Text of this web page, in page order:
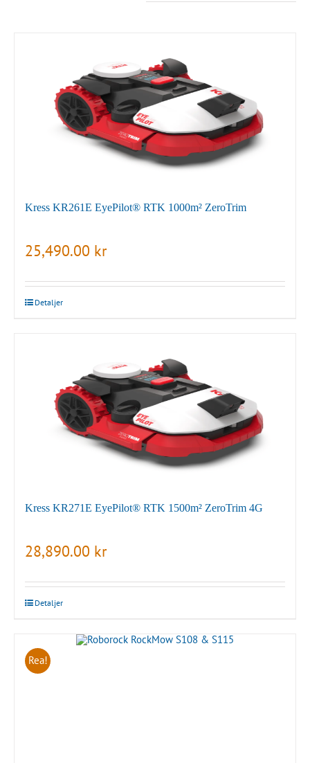
Kress KR261E EyePilot® RTK 1000m² ZeroTrim
25,490.00 kr
Detaljer
Kress KR271E EyePilot® RTK 1500m² ZeroTrim 4G
28,890.00 kr
Detaljer
Rea!